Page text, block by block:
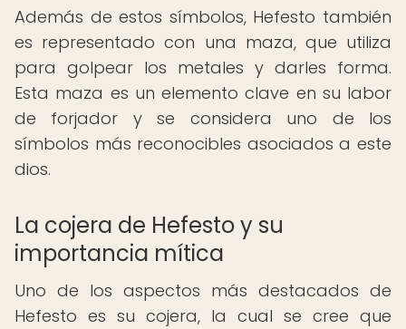
Además de estos símbolos, Hefesto también
es representado con una maza, que utiliza
para golpear los metales y darles forma.
Esta maza es un elemento clave en su labor
de forjador y se considera uno de los
símbolos más reconocibles asociados a este
dios.
La cojera de Hefesto y su
importancia mítica
Uno de los aspectos más destacados de
Hefesto es su cojera, la cual se cree que